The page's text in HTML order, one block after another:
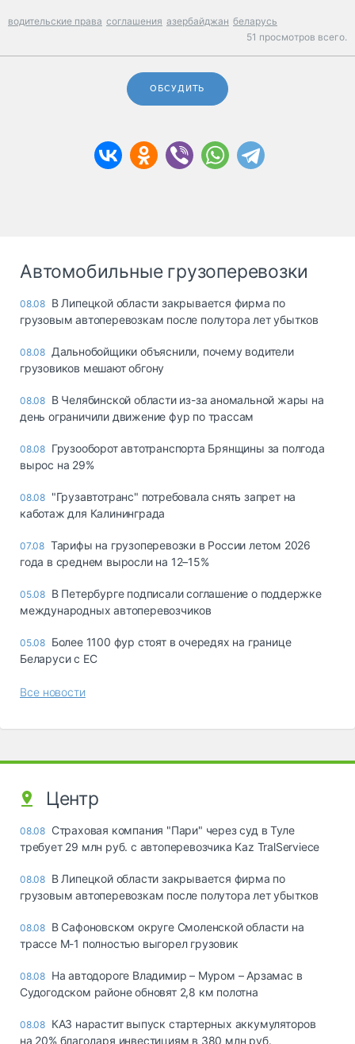
водительские права соглашения азербайджан беларусь
51 просмотров всего.
ОБСУДИТЬ
Автомобильные грузоперевозки
08.08 В Липецкой области закрывается фирма по
грузовым автоперевозкам после полутора лет убытков
08.08 Дальнобойщики объяснили, почему водители
грузовиков мешают обгону
08.08 В Челябинской области из-за аномальной жары на
день ограничили движение фур по трассам
08.08 Грузооборот автотранспорта Брянщины за полгода
вырос на 29%
08.08 "Грузавтотранс" потребовала снять запрет на
каботаж для Калининграда
07.08 Тарифы на грузоперевозки в России летом 2026
года в среднем выросли на 12–15%
05.08 В Петербурге подписали соглашение о поддержке
международных автоперевозчиков
05.08 Более 1100 фур стоят в очередях на границе
Беларуси с ЕС
Все новости
Центр
08.08 Страховая компания "Пари" через суд в Туле
требует 29 млн руб. с автоперевозчика Kaz TralServiece
08.08 В Липецкой области закрывается фирма по
грузовым автоперевозкам после полутора лет убытков
08.08 В Сафоновском округе Смоленской области на
трассе М-1 полностью выгорел грузовик
08.08 На автодороге Владимир – Муром – Арзамас в
Судогодском районе обновят 2,8 км полотна
08.08 КАЗ нарастит выпуск стартерных аккумуляторов
на 20% благодаря инвестициям в 380 млн руб.